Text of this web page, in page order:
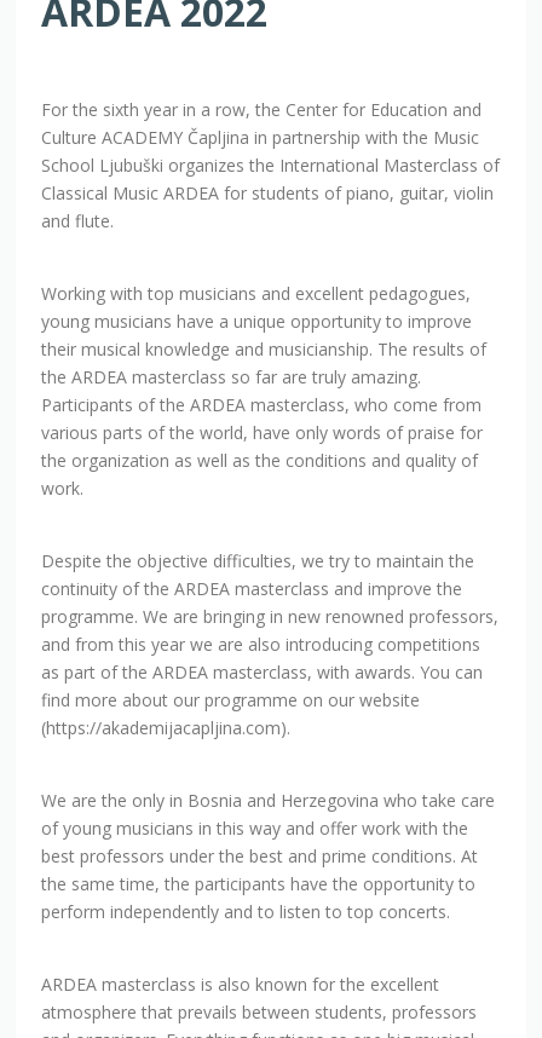
Culture ACADEMY Čapljina in partnership with the Music
School Ljubuški organizes the International Masterclass of
Classical Music ARDEA for students of piano, guitar, violin
and flute.
young musicians have a unique opportunity to improve
their musical knowledge and musicianship. The results of
the ARDEA masterclass so far are truly amazing.
Participants of the ARDEA masterclass, who come from
various parts of the world, have only words of praise for
the organization as well as the conditions and quality of
work.
continuity of the ARDEA masterclass and improve the
programme. We are bringing in new renowned professors,
and from this year we are also introducing competitions
as part of the ARDEA masterclass, with awards. You can
find more about our programme on our website
(https://akademijacapljina.com).
of young musicians in this way and offer work with the
best professors under the best and prime conditions. At
the same time, the participants have the opportunity to
perform independently and to listen to top concerts.
atmosphere that prevails between students, professors
and organizers. Everything functions as one big musical
family. Masterclass offers opportunities for new